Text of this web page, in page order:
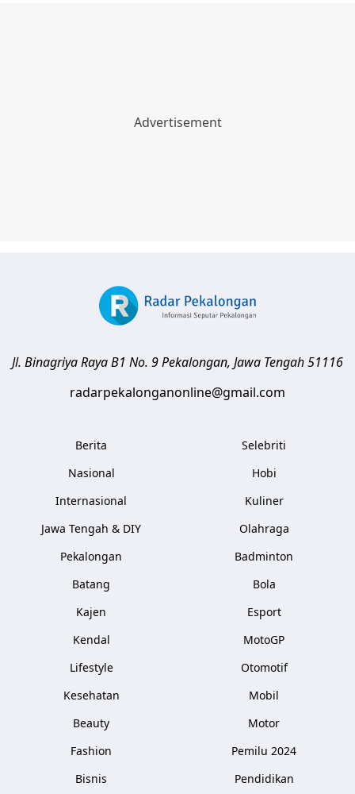
Jl. Binagriya Raya B1 No. 9Pekalongan, Jawa Tengah51116
radarpekalonganonline@gmail.com
Berita
Nasional
Internasional
Jawa Tengah & DIY
Pekalongan
Batang
Kajen
Kendal
Lifestyle
Kesehatan
Beauty
Fashion
Bisnis
Selebriti
Hobi
Kuliner
Olahraga
Badminton
Bola
Esport
MotoGP
Otomotif
Mobil
Motor
Pemilu 2024
Pendidikan